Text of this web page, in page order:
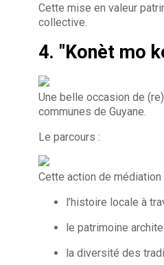
Cette mise en valeur
collective.
4. "Konèt mo
Une belle occasion de
communes de Guyane.
Le parcours :
Cette action de médiation
l’histoire locale à
le patrimoine
la diversité des